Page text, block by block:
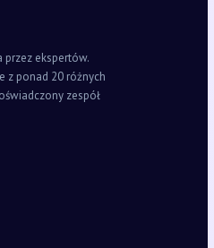
ekspertów.
z ponad 20 różnych
zespół